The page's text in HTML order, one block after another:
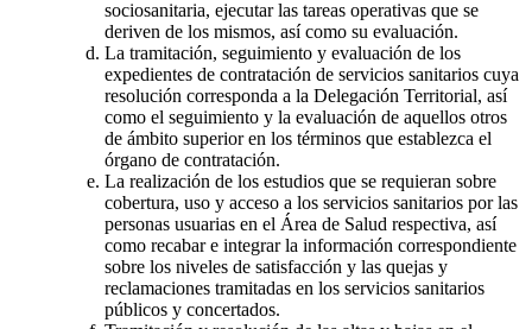
sociosanitaria, ejecutar las tareas operativas que se
deriven de los mismos, así como su evaluación.
La tramitación, seguimiento y evaluación de los
expedientes de contratación de servicios sanitarios cuya
resolución corresponda a la Delegación Territorial, así
como el seguimiento y la evaluación de aquellos otros
de ámbito superior en los términos que establezca el
órgano de contratación.
La realización de los estudios que se requieran sobre
cobertura, uso y acceso a los servicios sanitarios por las
personas usuarias en el Área de Salud respectiva, así
como recabar e integrar la información correspondiente
sobre los niveles de satisfacción y las quejas y
reclamaciones tramitadas en los servicios sanitarios
públicos y concertados.